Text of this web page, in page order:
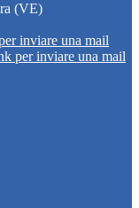
(VE)
inviare una mail
per inviare una mail